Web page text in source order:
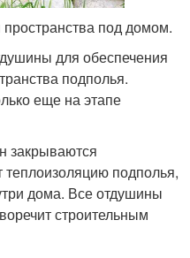
под домом.
для обеспечения
подполья.
еще на этапе
закрываются
теплоизоляцию подполья,
дома. Все отдушины
строительным